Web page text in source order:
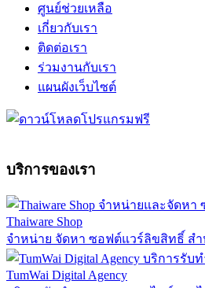
ศูนย์ช่วยเหลือ
เกี่ยวกับเรา
ติดต่อเรา
ร่วมงานกับเรา
แผนผังเว็บไซต์
บริการของเรา
Thaiware Shop
จำหน่าย จัดหา ซอฟต์แวร์ลิขสิทธิ์ สำ
TumWai Digital Agency